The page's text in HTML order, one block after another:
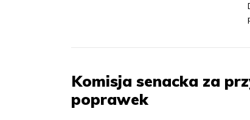
Komisja senacka za
poprawek